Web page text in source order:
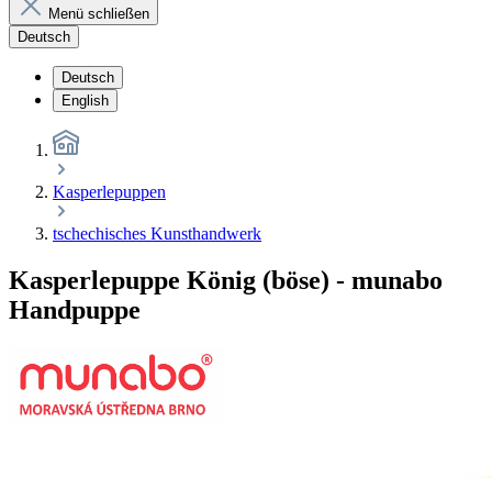
Menü schließen
Deutsch
Deutsch
English
Kasperlepuppen
tschechisches Kunsthandwerk
Kasperlepuppe König (böse) - munabo
Handpuppe